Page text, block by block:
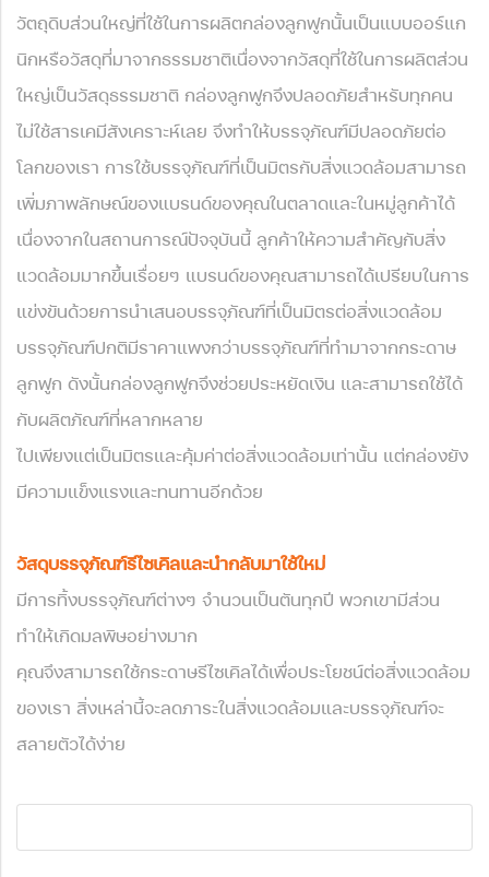
วัตถุดิบส่วนใหญ่ที่ใช้ในการผลิตกล่องลูกฟูกนั้นเป็นแบบออร์แก
นิกหรือวัสดุที่มาจากธรรมชาติเนื่องจากวัสดุที่ใช้ในการผลิตส่วน
ใหญ่เป็นวัสดุธรรมชาติ กล่องลูกฟูกจึงปลอดภัยสำหรับทุกคน
ไม่ใช้สารเคมีสังเคราะห์เลย จึงทำให้บรรจุภัณฑ์มีปลอดภัยต่อ
โลกของเรา การใช้บรรจุภัณฑ์ที่เป็นมิตรกับสิ่งแวดล้อมสามารถ
เพิ่มภาพลักษณ์ของแบรนด์ของคุณในตลาดและในหมู่ลูกค้าได้
เนื่องจากในสถานการณ์ปัจจุบันนี้ ลูกค้าให้ความสำคัญกับสิ่ง
แวดล้อมมากขึ้นเรื่อยๆ แบรนด์ของคุณสามารถได้เปรียบในการ
แข่งขันด้วยการนำเสนอบรรจุภัณฑ์ที่เป็นมิตรต่อสิ่งแวดล้อม
บรรจุภัณฑ์ปกติมีราคาแพงกว่าบรรจุภัณฑ์ที่ทำมาจากกระดาษ
ลูกฟูก ดังนั้นกล่องลูกฟูกจึงช่วยประหยัดเงิน และสามารถใช้ได้
กับผลิตภัณฑ์ที่หลากหลาย
ไปเพียงแต่เป็นมิตรและคุ้มค่าต่อสิ่งแวดล้อมเท่านั้น แต่กล่องยัง
มีความแข็งแรงและทนทานอีกด้วย
วัสดุบรรจุภัณฑ์รีไซเคิลและนำกลับมาใช้ใหม่
มีการทิ้งบรรจุภัณฑ์ต่างๆ จำนวนเป็นตันทุกปี พวกเขามีส่วน
ทำให้เกิดมลพิษอย่างมาก
คุณจึงสามารถใช้กระดาษรีไซเคิลได้เพื่อประโยชน์ต่อสิ่งแวดล้อม
ของเรา สิ่งเหล่านี้จะลดภาระในสิ่งแวดล้อมและบรรจุภัณฑ์จะ
สลายตัวได้ง่าย